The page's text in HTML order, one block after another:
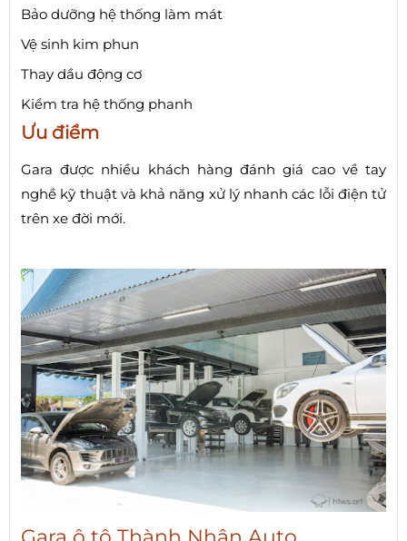
Bảo dưỡng hệ thống làm mát
Vệ sinh kim phun
Thay dầu động cơ
Kiểm tra hệ thống phanh
Ưu điểm
Gara được nhiều khách hàng đánh giá cao về tay
nghề kỹ thuật và khả năng xử lý nhanh các lỗi điện tử
trên xe đời mới.